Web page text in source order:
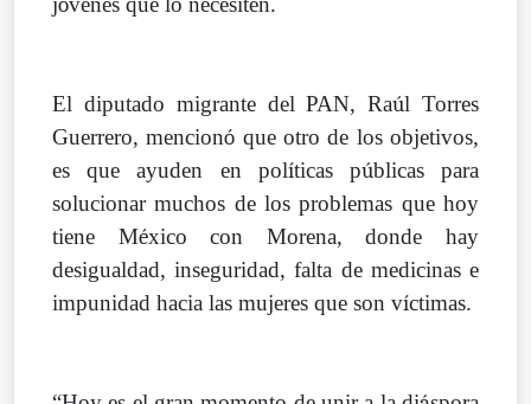
El diputado migrante del PAN, Raúl Torres
Guerrero, mencionó que otro de los objetivos,
es que ayuden en políticas públicas para
solucionar muchos de los problemas que hoy
tiene México con Morena, donde hay
desigualdad, inseguridad, falta de medicinas e
impunidad hacia las mujeres que son víctimas.